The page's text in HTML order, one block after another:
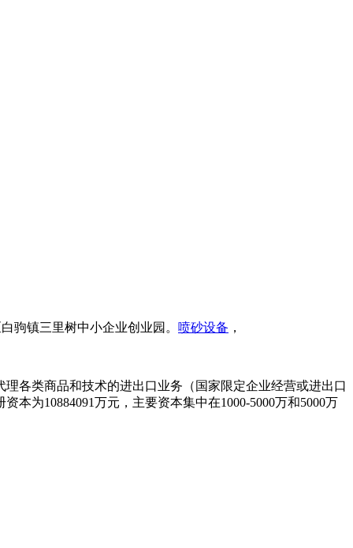
驹镇三里树中小企业创业园。 喷砂设备 ，
各类商品和技术的进出口业务（国家限定企业经营或进出口
为10884091万元，主要资本集中在1000-5000万和5000万